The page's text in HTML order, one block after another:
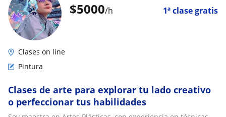
$5000/h 1ª clase gratis
Clases on line
Pintura
Clases de arte para explorar tu lado creativo
o perfeccionar tus habilidades